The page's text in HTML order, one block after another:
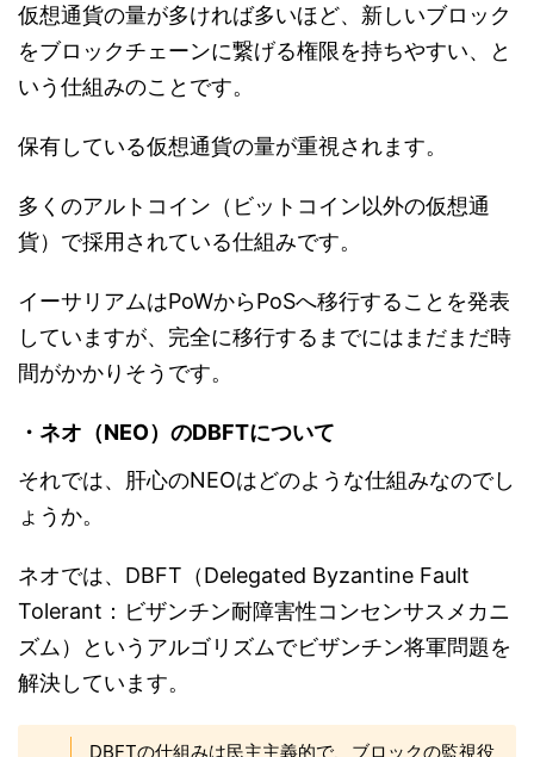
仮想通貨の量が多ければ多いほど、新しいブロック
をブロックチェーンに繋げる権限を持ちやすい、と
いう仕組みのことです。
保有している仮想通貨の量が重視されます。
多くのアルトコイン（ビットコイン以外の仮想通
貨）で採用されている仕組みです。
イーサリアムはPoWからPoSへ移行することを発表
していますが、完全に移行するまでにはまだまだ時
間がかかりそうです。
・ネオ（NEO）のDBFTについて
それでは、肝心のNEOはどのような仕組みなのでし
ょうか。
ネオでは、DBFT（Delegated Byzantine Fault
Tolerant：ビザンチン耐障害性コンセンサスメカニ
ズム）というアルゴリズムでビザンチン将軍問題を
解決しています。
DBFTの仕組みは民主主義的で、ブロックの監視役